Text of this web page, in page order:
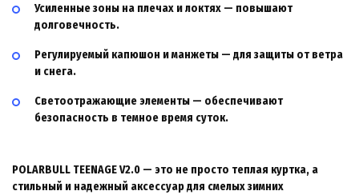
Усиленные зоны на плечах и локтях — повышают
долговечность.
Регулируемый капюшон и манжеты — для защиты от ветра
и снега.
Светоотражающие элементы — обеспечивают
безопасность в темное время суток.
POLARBULL TEENAGE V2.0 — это не просто теплая куртка, а
стильный и надежный аксессуар для смелых зимних